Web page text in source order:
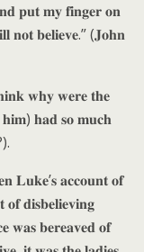
𝐩𝐮𝐭 𝐦𝐲 𝐟𝐢𝐧𝐠𝐞𝐫 𝐨𝐧
𝐧𝐨𝐭 𝐛𝐞𝐥𝐢𝐞𝐯𝐞.” (𝐉𝐨𝐡𝐧
𝐰𝐡𝐲 𝐰𝐞𝐫𝐞 𝐭𝐡𝐞
𝐡𝐢𝐦) 𝐡𝐚𝐝 𝐬𝐨 𝐦𝐮𝐜𝐡
𝐋𝐮𝐤𝐞’𝐬 𝐚𝐜𝐜𝐨𝐮𝐧𝐭 𝐨𝐟
𝐝𝐢𝐬𝐛𝐞𝐥𝐢𝐞𝐯𝐢𝐧𝐠
𝐰𝐚𝐬 𝐛𝐞𝐫𝐞𝐚𝐯𝐞𝐝 𝐨𝐟